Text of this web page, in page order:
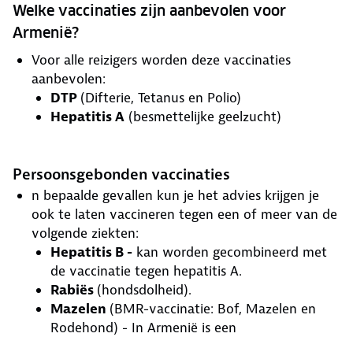
Welke vaccinaties zijn aanbevolen voor
Armenië?
Voor alle reizigers worden deze vaccinaties
aanbevolen:
DTP (Difterie, Tetanus en Polio)
Hepatitis A (besmettelijke geelzucht)
Persoonsgebonden vaccinaties
n bepaalde gevallen kun je het advies krijgen je
ook te laten vaccineren tegen een of meer van de
volgende ziekten:
Hepatitis B - kan worden gecombineerd met
de vaccinatie tegen hepatitis A.
Rabiës (hondsdolheid).
Mazelen (BMR-vaccinatie: Bof, Mazelen en
Rodehond) - In Armenië is een